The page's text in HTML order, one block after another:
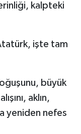
kalpteki
işte tam
büyük
aklın,
yeniden nefes